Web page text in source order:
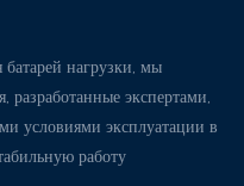
батарей нагрузки, мы
экспертами,
условиями эксплуатации в
работу